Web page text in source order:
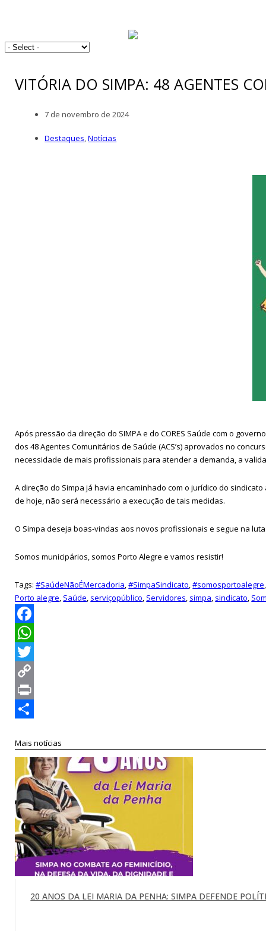
VITÓRIA DO SIMPA: 48 AGENTES
7 de novembro de 2024
Destaques,Notícias
Após pressão da direção do SIMPA e do CORES Saúde com o
dos 48 Agentes Comunitários de Saúde (ACS’s) aprovados no
necessidade de mais profissionais para atender a demanda, a
A direção do Simpa já havia encaminhado com o jurídico do
de hoje, não será necessário a execução de tais medidas.
O Simpa deseja boas-vindas aos novos profissionais e segue na
Somos municipários, somos Porto Alegre e vamos resistir!
Tags:#SaúdeNãoÉMercadoria,#SimpaSindicato,#somosportoalegre
Porto alegre, Saúde, serviçopúblico, Servidores, simpa, sindicato,
Facebook
WhatsApp
Twitter
Copy
Link
Print
Mais notícias
20 ANOS DA LEI MARIA DA PENHA: SIMPA DEFENDE